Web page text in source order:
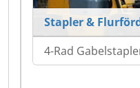
Stapler &
4-Rad